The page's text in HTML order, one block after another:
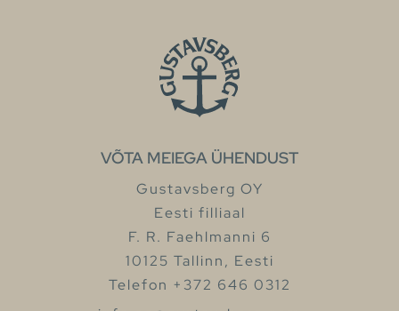
VÕTA MEIEGA ÜHENDUST
Gustavsberg OY
Eesti filliaal
F. R. Faehlmanni 6
10125 Tallinn, Eesti
Telefon +372 646 0312